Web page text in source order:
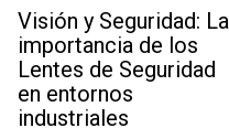
Visión y Seguridad: La
importancia de los
Lentes de Seguridad
en entornos
industriales